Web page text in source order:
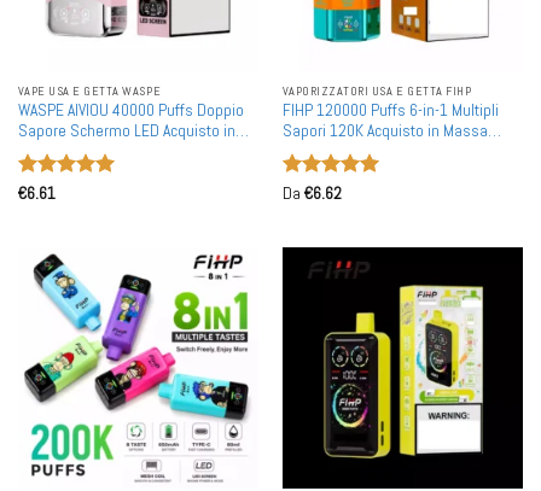
VAPE USA E GETTA WASPE
WASPE AIVIOU 40000 Puffs Doppio
Sapore Schermo LED Acquisto in
Massa Vape Ricaricabili Monouso
all'Ingrosso
Valutato
€6.61
VAPORIZZATORI USA E GETTA FIHP
FIHP 120000 Puffs 6-in-1 Multipli
Sapori 120K Acquisto in Massa
Vape Ricaricabili Monouso
all'Ingrosso
Valutato
Da €6.62